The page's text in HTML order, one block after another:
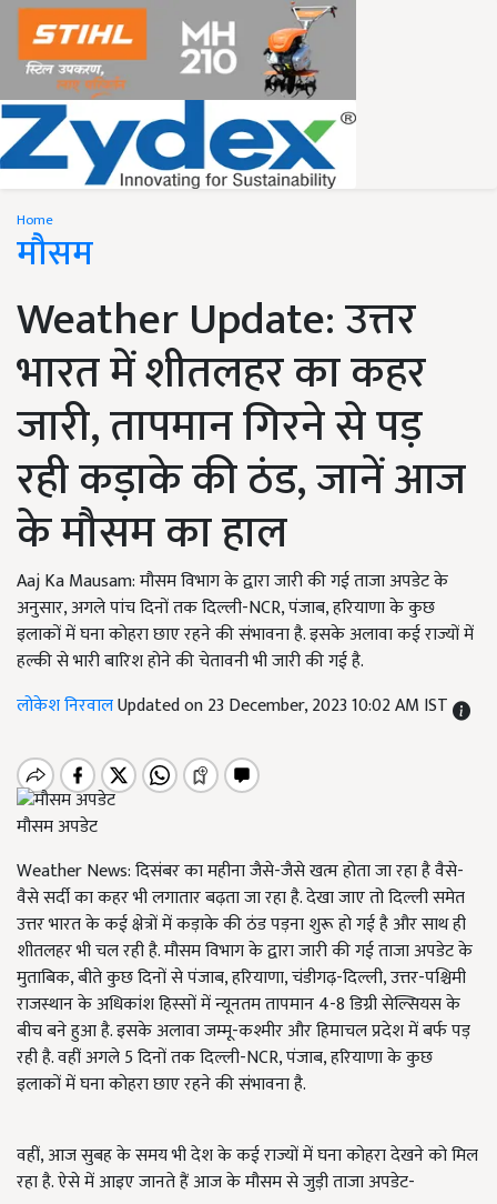
Home
मौसम
Weather Update: उत्तर
भारत में शीतलहर का कहर
जारी, तापमान गिरने से पड़
रही कड़ाके की ठंड, जानें आज
के मौसम का हाल
Aaj Ka Mausam: मौसम विभाग के द्वारा जारी की गई ताजा अपडेट के
अनुसार, अगले पांच दिनों तक दिल्ली-NCR, पंजाब, हरियाणा के कुछ
इलाकों में घना कोहरा छाए रहने की संभावना है. इसके अलावा कई राज्यों में
हल्की से भारी बारिश होने की चेतावनी भी जारी की गई है.
लोकेश निरवालUpdated on 23 December, 2023 10:02 AM IST
मौसम अपडेट
Weather News: दिसंबर का महीना जैसे-जैसे खत्म होता जा रहा है वैसे-
वैसे सर्दी का कहर भी लगातार बढ़ता जा रहा है. देखा जाए तो दिल्ली समेत
उत्तर भारत के कई क्षेत्रों में कड़ाके की ठंड पड़ना शुरू हो गई है और साथ ही
शीतलहर भी चल रही है. मौसम विभाग के द्वारा जारी की गई ताजा अपडेट के
मुताबिक, बीते कुछ दिनों से पंजाब, हरियाणा, चंडीगढ़-दिल्ली, उत्तर-पश्चिमी
राजस्थान के अधिकांश हिस्सों में न्यूनतम तापमान 4-8 डिग्री सेल्सियस के
बीच बने हुआ है. इसके अलावा जम्मू-कश्मीर और हिमाचल प्रदेश में बर्फ पड़
रही है. वहीं अगले 5 दिनों तक दिल्ली-NCR, पंजाब, हरियाणा के कुछ
इलाकों में घना कोहरा छाए रहने की संभावना है.
वहीं, आज सुबह के समय भी देश के कई राज्यों में घना कोहरा देखने को मिल
रहा है. ऐसे में आइए जानते हैं आज के मौसम से जुड़ी ताजा अपडेट-